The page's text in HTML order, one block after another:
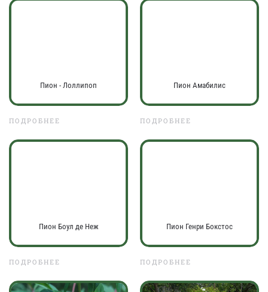
Пион - Лоллипоп
ПОДРОБНЕЕ
Пион Амабилис
ПОДРОБНЕЕ
Пион Боул де Неж
ПОДРОБНЕЕ
Пион Генри Бокстос
ПОДРОБНЕЕ